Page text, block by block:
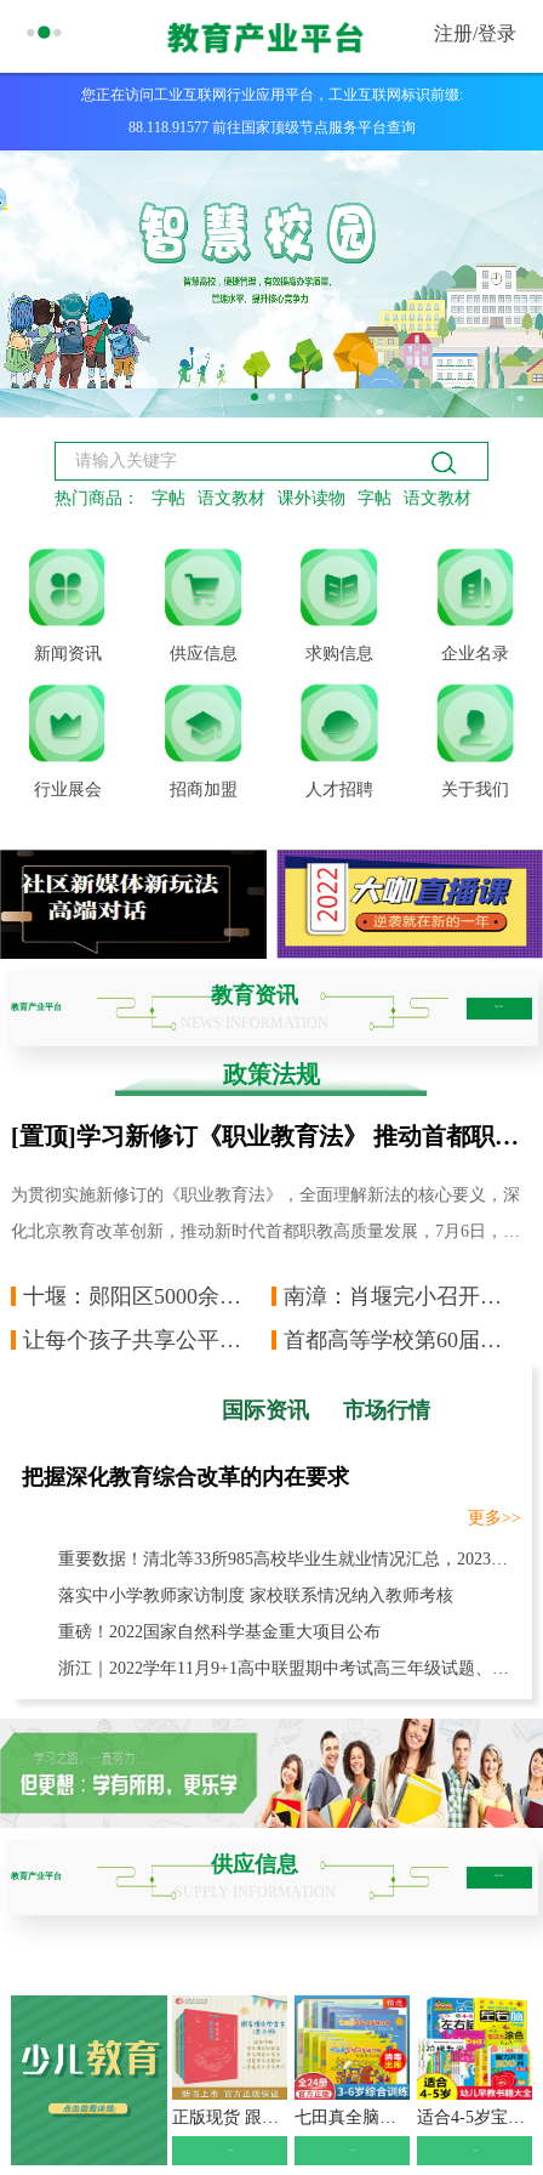
注册/登录
您正在访问工业互联网行业应用平台，工业互联网标识前缀:
88.118.91577 前往国家顶级节点服务平台查询
热门商品： 字帖 语文教材 课外读物 字帖
语文教材
新闻资讯 供应信息 求购信息 企业名录
行业展会 招商加盟 人才招聘 关于我们
教育产业平台 教育资讯 more+
政策法规
[置顶]学习新修订《职业教育法》 推动首都职教高质量发展——市教委组织新修订《职业教育法》会前学习
为贯彻实施新修订的《职业教育法》，全面理解新法的核心要义，深
化北京教育改革创新，推动新时代首都职教高质量发展，7月6日，市
十堰：郧阳区5000余名教职工承诺拒绝酒驾醉驾
南漳：肖堰完小召开线上教学工作安排部署会
让每个孩子共享公平而有质量的教育
首都高等学校第60届学生田径运动会圆满落幕
国际资讯 市场行情
把握深化教育综合改革的内在要求
更多>>
重要数据！清北等33所985高校毕业生就业情况汇总，2023报考必看
落实中小学教师家访制度 家校联系情况纳入教师考核
重磅！2022国家自然科学基金重大项目公布
浙江｜2022学年11月9+1高中联盟期中考试高三年级试题、含赋分表
教育产业平台 供应信息
SUPPLY INFORMATION
more+